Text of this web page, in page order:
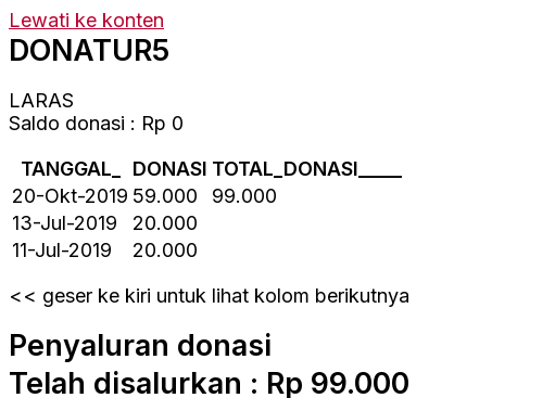
Lewati ke konten
DONATUR5
LARAS
Saldo donasi : Rp 0
TANGGAL_
DONASI TOTAL_DONASI_____
20-Okt-2019 59.000
99.000
13-Jul-2019
20.000
11-Jul-2019
20.000
<< geser ke kiri untuk lihat kolom berikutnya
Penyaluran donasi
Telah disalurkan : Rp 99.000